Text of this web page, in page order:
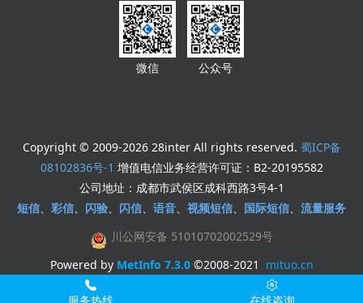
微信 公众号
Copyright © 2009-2026 28inter All rights reserved. 蜀ICP备
08102836号-1 增值电信业务经营许可证：B2-20195582
公司地址：成都市武侯区成科西路3号4-1
短信、 彩信、 闪验、 闪信、 语音、 视频短信、 国际短信、 流量服务
川公网安备 51010702002529号
Powered by MetInfo 7.3.0©2008-2021 mituo.cn